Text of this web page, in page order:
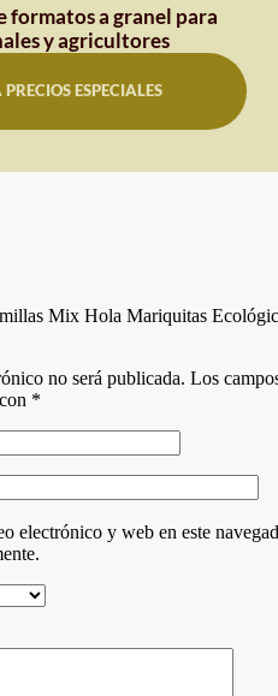
formatos a granel para
y agricultores
ESPECIALES
Mix Hola Mariquitas
no será publicada. Los
*
electrónico y web en este